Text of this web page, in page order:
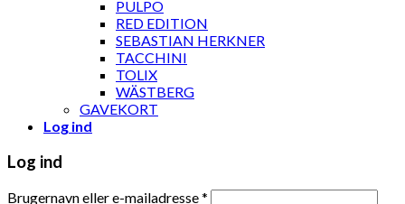
PULPO
RED EDITION
SEBASTIAN HERKNER
TACCHINI
TOLIX
WÄSTBERG
GAVEKORT
Log ind
Log ind
Brugernavn eller e-mailadresse*